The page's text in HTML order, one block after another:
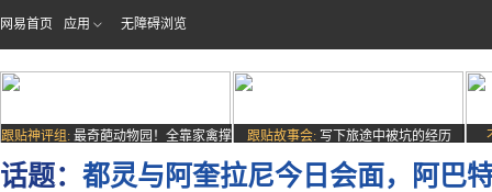
网易首页 应用 无障碍浏览
跟贴神评组: 最奇葩动物园！全靠家禽撑
场子
跟贴故事会: 写下旅途中被坑的经历
话题： 都灵与阿奎拉尼今日会面，阿巴